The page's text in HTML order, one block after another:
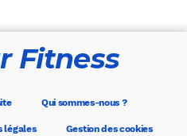
Fitness
Qui sommes-nous ?
légales Gestion des cookies